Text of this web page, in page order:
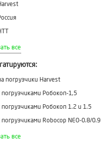
все
погрузчики Harvest
погрузчиками Робокоп-1,5
погрузчиками Робокоп 1.2 и 1.5
погрузчиками Robocop NEO-0.8/0.9
погрузчиком ПКУ Робокоп 1,8
все